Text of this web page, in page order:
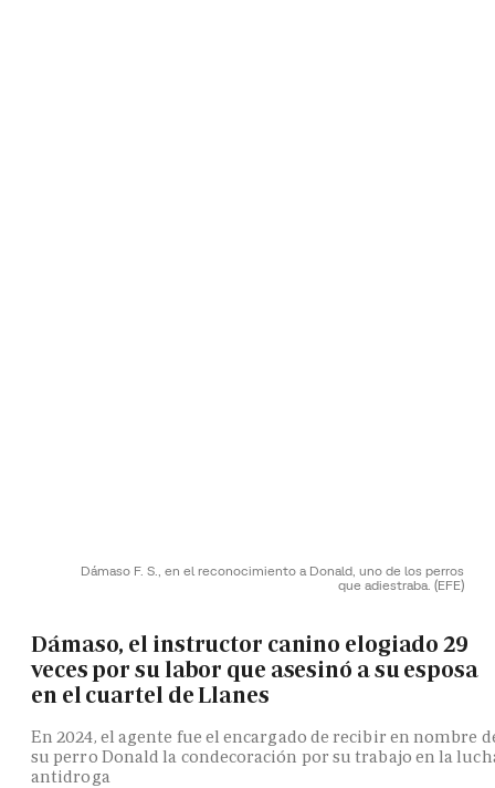
Dámaso F. S., en el reconocimiento a Donald, uno de los perros
que adiestraba. (EFE)
Dámaso, el instructor canino elogiado 29
veces por su labor que asesinó a su esposa
en el cuartel de Llanes
En 2024, el agente fue el encargado de recibir en nombre
su perro Donald la condecoración por su trabajo en la
antidroga